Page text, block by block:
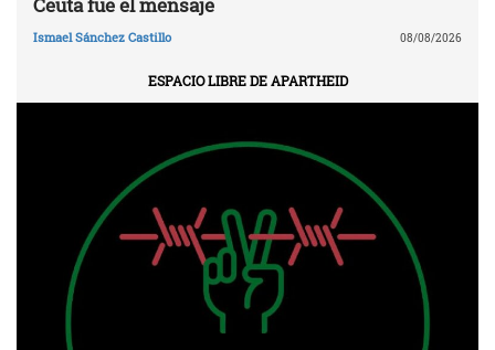
Ismael Sánchez Castillo 08/08/2026
ESPACIO LIBRE DE APARTHEID